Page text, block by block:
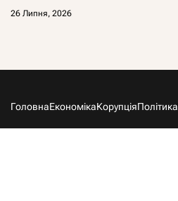
26 Липня, 2026
ГоловнаЕкономікаКорупціяПолітика